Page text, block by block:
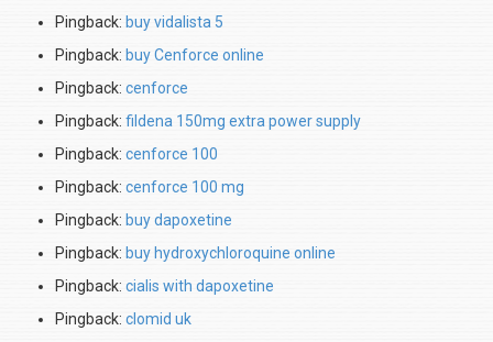
Pingback: buy vidalista 5
Pingback: buy Cenforce online
Pingback: cenforce
Pingback: fildena 150mg extra power supply
Pingback: cenforce 100
Pingback: cenforce 100 mg
Pingback: buy dapoxetine
Pingback: buy hydroxychloroquine online
Pingback: cialis with dapoxetine
Pingback: clomid uk